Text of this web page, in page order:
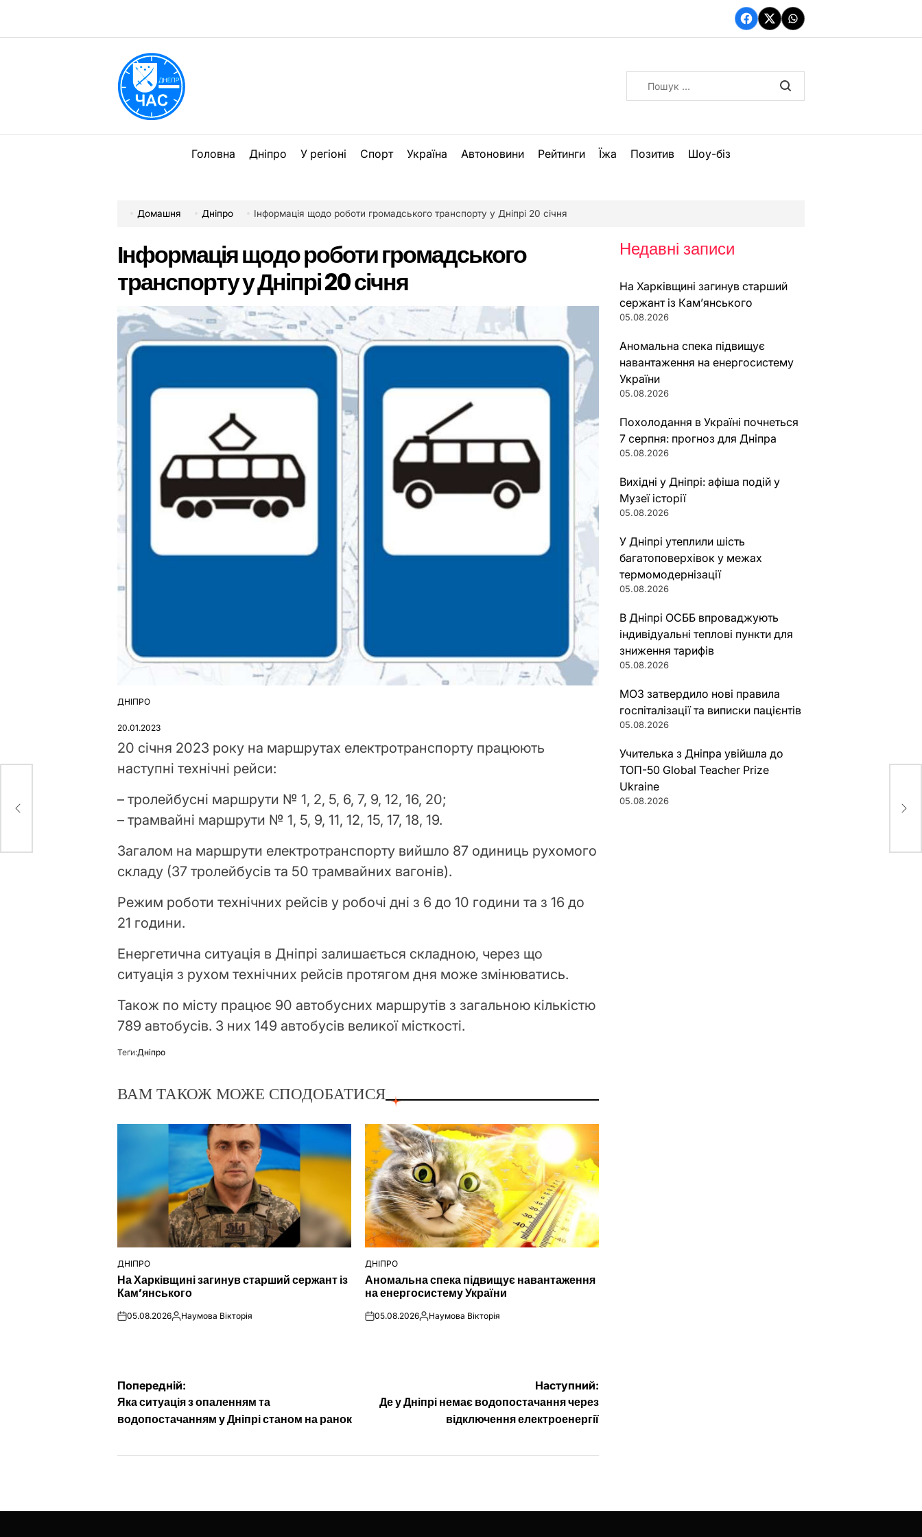
вмісту
Facebook
TwitterWhatsApp
Головна Дніпро У регіоні Спорт Україна Автоновини Рейтинги Їжа Позитив Шоу-біз
Домашня Дніпро Інформація щодо роботи громадського транспорту у Дніпрі 20 січня
Інформація щодо роботи громадського
транспорту у Дніпрі 20 січня
ОПУБЛІКУВАТИ
ДНІПРО
20.01.2023
20 січня 2023 року на маршрутах електротранспорту працюють
наступні технічні рейси:
– тролейбусні маршрути № 1, 2, 5, 6, 7, 9, 12, 16, 20;
– трамвайні маршрути № 1, 5, 9, 11, 12, 15, 17, 18, 19.
Загалом на маршрути електротранспорту вийшло 87 одиниць рухомого
складу (37 тролейбусів та 50 трамвайних вагонів).
Режим роботи технічних рейсів у робочі дні з 6 до 10 години та з 16 до
21 години.
Енергетична ситуація в Дніпрі залишається складною, через що
ситуація з рухом технічних рейсів протягом дня може змінюватись.
Також по місту працює 90 автобусних маршрутів з загальною кількістю
789 автобусів. З них 149 автобусів великої місткості.
Теґи:Дніпро
ВАМ ТАКОЖ МОЖЕ СПОДОБАТИСЯ
ОПУБЛІКУВАТИ
У
ДНІПРО
На Харківщині загинув старший сержант із
Кам’янського
on05.08.2026Опубліковано
Наумова Вікторія
ОПУБЛІКУВАТИ
У
ДНІПРО
Аномальна спека підвищує навантаження
на енергосистему України
on05.08.2026Опубліковано
Наумова Вікторія
Навігація
записів
Попередній:
Яка ситуація з опаленням та
водопостачанням у Дніпрі станом на ранок
Наступний:
Де у Дніпрі немає водопостачання через
відключення електроенергії
Недавні записи
На Харківщині загинув старший
сержант із Кам’янського
05.08.2026
Аномальна спека підвищує
навантаження на енергосистему
України
05.08.2026
Похолодання в Україні почнеться
7 серпня: прогноз для Дніпра
05.08.2026
Вихідні у Дніпрі: афіша подій у
Музеї історії
05.08.2026
У Дніпрі утеплили шість
багатоповерхівок у межах
термомодернізації
05.08.2026
В Дніпрі ОСББ впроваджують
індивідуальні теплові пункти для
зниження тарифів
05.08.2026
МОЗ затвердило нові правила
госпіталізації та виписки пацієнтів
05.08.2026
Учителька з Дніпра увійшла до
ТОП-50 Global Teacher Prize
Ukraine
05.08.2026